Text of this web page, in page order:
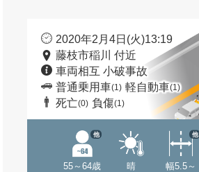
2020年2月4日(火)13:19
藤枝市稲川 付近
車両相互 小破事故
普通乗用車(1) 軽自動車(1)
死亡(0) 負傷(1)
55～64歳
他
晴 幅5.5～
他